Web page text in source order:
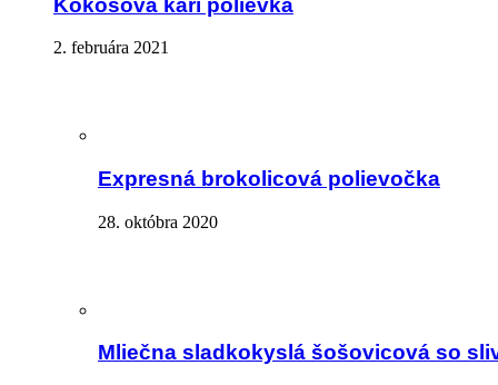
2. februára 2021
Expresná brokolicová polievočka
28. októbra 2020
Mliečna sladkokyslá šošovicová so